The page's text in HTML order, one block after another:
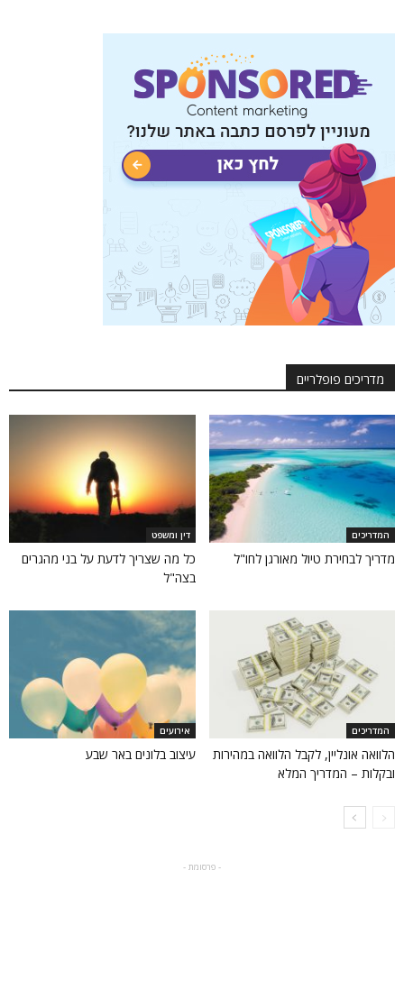
מדריכים פופלריים
המדריכים
מדריך לבחירת טיול מאורגן לחו"ל
דין ומשפט
כל מה שצריך לדעת על בני מהגרים
בצה"ל
המדריכים
הלוואה אונליין, לקבל הלוואה במהירות
ובקלות – המדריך המלא
אירועים
עיצוב בלונים באר שבע
- פרסומת -